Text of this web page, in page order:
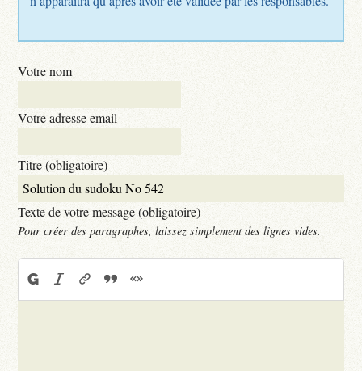
Votre nom
Votre adresse email
Titre (obligatoire)
Texte de votre message (obligatoire)
Pour créer des paragraphes, laissez simplement des lignes vides.